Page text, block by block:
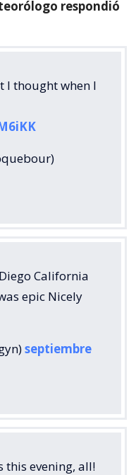
respondió
I thought when I
California
epic Nicely
septiembre
this evening, all!